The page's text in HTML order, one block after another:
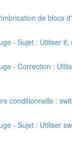
de blocs
- Sujet : Utiliser if,
- Correction :
conditionnelle :
- Sujet : Utiliser